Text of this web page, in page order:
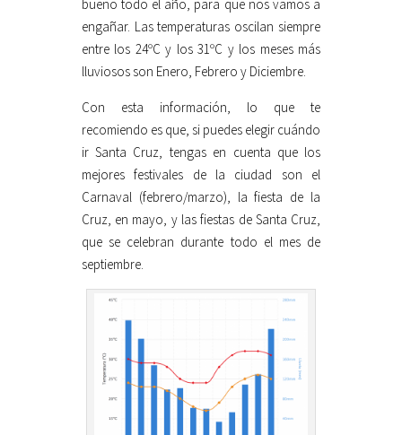
bueno todo el año, para que nos vamos a
engañar. Las temperaturas oscilan siempre
entre los 24ºC y los 31ºC y los meses más
lluviosos son Enero, Febrero y Diciembre.
Con esta información, lo que te
recomiendo es que, si puedes elegir cuándo
ir Santa Cruz, tengas en cuenta que los
mejores festivales de la ciudad son el
Carnaval (febrero/marzo), la fiesta de la
Cruz, en mayo, y las fiestas de Santa Cruz,
que se celebran durante todo el mes de
septiembre.